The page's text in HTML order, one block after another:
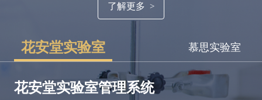
了解更多
花安堂实验室 慕思实验室
花安堂实验室管理系统